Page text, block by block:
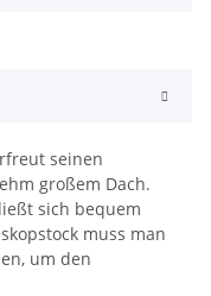
seinen
großem Dach.
sich bequem
muss man
um den